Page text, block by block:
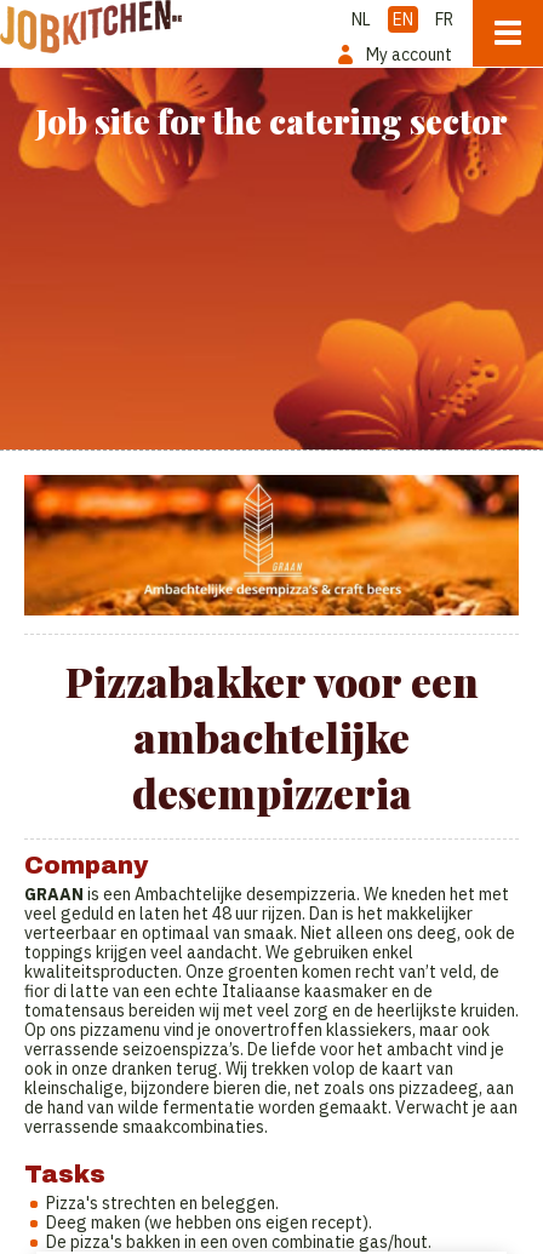
NL EN
FR
My account
Job site for the catering sector
Pizzabakker voor een
ambachtelijke
desempizzeria
Company
GRAAN is een Ambachtelijke desempizzeria. We kneden het met
veel geduld en laten het 48 uur rijzen. Dan is het makkelijker
verteerbaar en optimaal van smaak. Niet alleen ons deeg, ook de
toppings krijgen veel aandacht. We gebruiken enkel
kwaliteitsproducten. Onze groenten komen recht van’t veld, de
fior di latte van een echte Italiaanse kaasmaker en de
tomatensaus bereiden wij met veel zorg en de heerlijkste kruiden.
Op ons pizzamenu vind je onovertroffen klassiekers, maar ook
verrassende seizoenspizza’s. De liefde voor het ambacht vind je
ook in onze dranken terug. Wij trekken volop de kaart van
kleinschalige, bijzondere bieren die, net zoals ons pizzadeeg, aan
de hand van wilde fermentatie worden gemaakt. Verwacht je aan
verrassende smaakcombinaties.
Tasks
Pizza's strechten en beleggen.
Deeg maken (we hebben ons eigen recept).
De pizza's bakken in een oven combinatie gas/hout.